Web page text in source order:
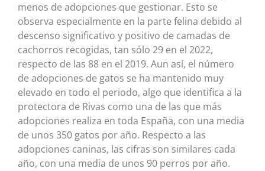
menos de adopciones que gestionar. Esto se
observa especialmente en la parte felina debido al
descenso significativo y positivo de camadas de
cachorros recogidas, tan sólo 29 en el 2022,
respecto de las 88 en el 2019. Aun así, el número
de adopciones de gatos se ha mantenido muy
elevado en todo el periodo, algo que identifica a la
protectora de Rivas como una de las que más
adopciones realiza en toda España, con una media
de unos 350 gatos por año. Respecto a las
adopciones caninas, las cifras son similares cada
año, con una media de unos 90 perros por año.